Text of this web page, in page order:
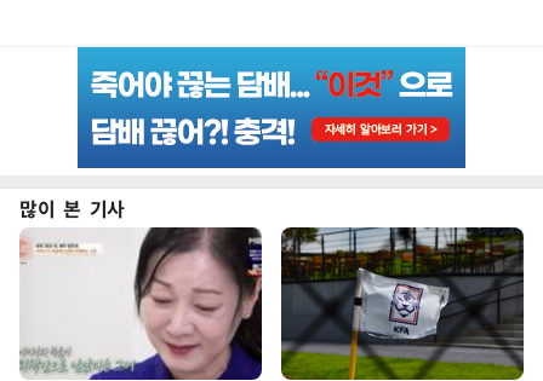
많이 본 기사